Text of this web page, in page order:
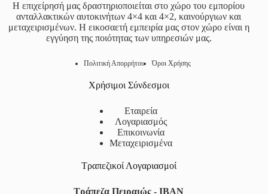
Η επιχείρησή μας δραστηριοποιείται στο χώρο του εμπορίου
ανταλλακτικών αυτοκινήτων 4×4 και 4×2, καινούργιων και
μεταχειρισμένων. Η εικοσαετή εμπειρία μας στον χώρο είναι η
εγγύηση της ποιότητας των υπηρεσιών μας.
Πολιτική Απορρήτου Όροι Χρήσης
Χρήσιμοι Σύνδεσμοι
Εταιρεία
Λογαριασμός
Επικοινωνία
Μεταχειρισμένα
Τραπεζικοί Λογαριασμοί
Τράπεζα Πειραιώς - IBAN